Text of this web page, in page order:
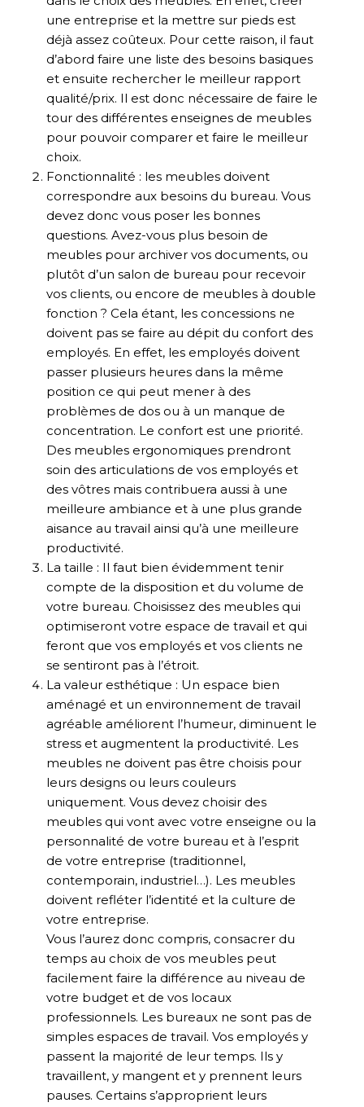
une entreprise et la mettre sur pieds est
déjà assez coûteux. Pour cette raison, il faut
d’abord faire une liste des besoins basiques
et ensuite rechercher le meilleur rapport
qualité/prix. Il est donc nécessaire de faire le
tour des différentes enseignes de meubles
pour pouvoir comparer et faire le meilleur
choix.
Fonctionnalité : les meubles doivent
correspondre aux besoins du bureau. Vous
devez donc vous poser les bonnes
questions. Avez-vous plus besoin de
meubles pour archiver vos documents, ou
plutôt d’un salon de bureau pour recevoir
vos clients, ou encore de meubles à double
fonction ? Cela étant, les concessions ne
doivent pas se faire au dépit du confort des
employés. En effet, les employés doivent
passer plusieurs heures dans la même
position ce qui peut mener à des
problèmes de dos ou à un manque de
concentration. Le confort est une priorité.
Des meubles ergonomiques prendront
soin des articulations de vos employés et
des vôtres mais contribuera aussi à une
meilleure ambiance et à une plus grande
aisance au travail ainsi qu’à une meilleure
productivité.
La taille : Il faut bien évidemment tenir
compte de la disposition et du volume de
votre bureau. Choisissez des meubles qui
optimiseront votre espace de travail et qui
feront que vos employés et vos clients ne
se sentiront pas à l’étroit.
La valeur esthétique : Un espace bien
aménagé et un environnement de travail
agréable améliorent l’humeur, diminuent le
stress et augmentent la productivité. Les
meubles ne doivent pas être choisis pour
leurs designs ou leurs couleurs
uniquement. Vous devez choisir des
meubles qui vont avec votre enseigne ou la
personnalité de votre bureau et à l’esprit
de votre entreprise (traditionnel,
contemporain, industriel…). Les meubles
doivent refléter l’identité et la culture de
votre entreprise.
Vous l’aurez donc compris, consacrer du
temps au choix de vos meubles peut
facilement faire la différence au niveau de
votre budget et de vos locaux
professionnels. Les bureaux ne sont pas de
simples espaces de travail. Vos employés y
passent la majorité de leur temps. Ils y
travaillent, y mangent et y prennent leurs
pauses. Certains s’approprient leurs